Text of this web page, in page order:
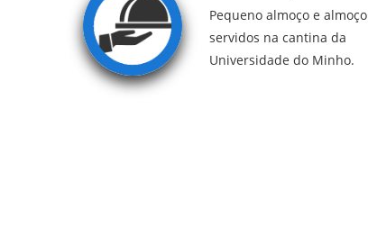
Pequeno almoço e almoço
servidos na cantina da
Universidade do Minho.